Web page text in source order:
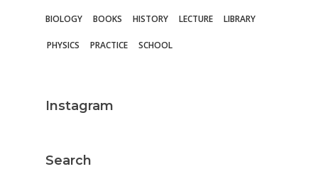
BIOLOGY BOOKS HISTORY LECTURE LIBRARY
PHYSICS PRACTICE SCHOOL
Instagram
Search